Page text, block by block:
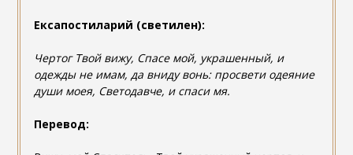
Ексапостиларий (светилен):
Чертог Твой вижу, Спасе мой, украшенный, и
одежды не имам, да вниду вонь: просвети одеяние
души моея, Светодавче, и спаси мя.
Перевод: